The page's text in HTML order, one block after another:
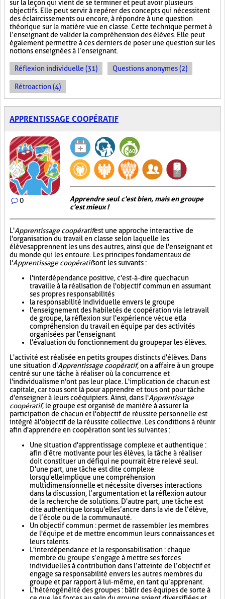
sur la leçon qui vient de se terminer et peut avoir plusieurs
objectifs. Elle peut servir à repérer des concepts qui nécessitent
des éclaircissements ou encore, à répondre à une question
théorique sur la matière vue en classe. Cette technique permet à
l’enseignant de valider la compréhension des élèves. Elle peut
également permettre à ces derniers de poser une question sur les
notions enseignées à l’enseignant.
Réflexion individuelle (31) Questions anonymes (2)
Rétroaction (4)
APPRENTISSAGE COOPÉRATIF
0
Apprendre seul c'est bien, mais en groupe
c'est mieux !
L'Apprentissage coopératifest une approche interactive de
l'organisation du travail en classe selon laquelle les
élèves apprennent les uns des autres, ainsi que de l'enseignant et
du monde qui les entoure. Les principes fondamentaux de
l'Apprentissage coopératifsont les suivants :
l'interdépendance positive, c'est-à-dire que chacun
travaille à la réalisation de l'objectif commun en assumant
ses propres responsabilités
la responsabilité individuelle envers le groupe
l'enseignement des habiletés de coopération via le travail
de groupe, la réflexion sur l'expérience vécue et la
compréhension du travail en équipe par des activités
organisées par l'enseignant
l'évaluation du fonctionnement du groupe par les élèves.
L'activité est réalisée en petits groupes distincts d'élèves. Dans
une situation d'Apprentissage coopératif, on a affaire à un groupe
centré sur une tâche à réaliser où la concurrence et
l'individualisme n'ont pas leur place. L'implication de chacun est
capitale, car tous sont là pour apprendre et tous ont pour tâche
d'enseigner à leurs coéquipiers. Ainsi, dans l'Apprentissage
coopératif, le groupe est organisé de manière à assurer la
participation de chacun et l'objectif de réussite personnelle est
intégré à l'objectif de la réussite collective. Les conditions à réunir
afin d'apprendre en coopération sont les suivantes :
Une situation d'apprentissage complexe et authentique :
afin d'être motivante pour les élèves, la tâche à réaliser
doit constituer un défi qui ne pourrait être relevé seul.
D'une part, une tâche est dite complexe
lorsqu'elle implique une compréhension
multidimensionnelle et nécessite diverses interactions
dans la discussion, l’argumentation et la réflexion autour
de la recherche de solutions. D'autre part, une tâche est
dite authentique lorsqu'elle s’ancre dans la vie de l’élève,
de l’école ou de la communauté.
Un objectif commun : permet de rassembler les membres
de l'équipe et de mettre en commun leurs connaissances et
leurs talents.
L'interdépendance et la responsabilisation : chaque
membre du groupe s’engage à mettre ses forces
individuelles à contribution dans l’atteinte de l’objectif et
engage sa responsabilité envers les autres membres du
groupe et par rapport à lui-même, en tant qu’apprenant.
L'hétérogénéité des groupes : bâtir des équipes de sorte à